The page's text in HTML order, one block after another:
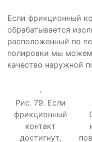
Если фрикционный
обрабатывается
расположенный по
полировки мы можем
качество наружной
Рис. 79. Если
фрикционный
контакт
достигнут,